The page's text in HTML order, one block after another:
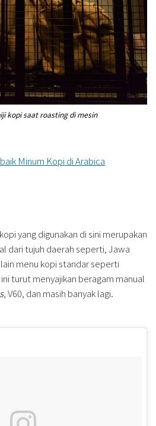
kopi saat roasting di mesin
Minum Kopi di Arabica
yang digunakan di sini merupakan
dari tujuh daerah seperti, Jawa
menu kopi standar seperti
turut menyajikan beragam manual
, V60, dan masih banyak lagi.